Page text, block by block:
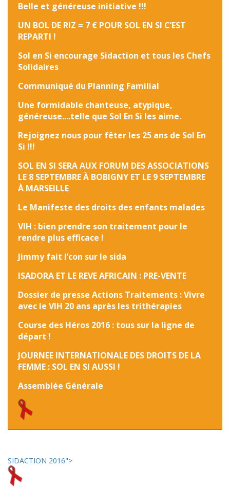
Belle et généreuse initiative !!!
UN BOL DE RIZ = 7 € POUR SOL EN SI C’EST
REPARTI !
Sol en Si encourage Sidaction et tous les Chefs
Solidaires
Communiqué du Planning Familial
Une formidable chanteuse, atypique,
généreuse....telle que Sol En Si les aime.
Rejoignez nous pour fêter les 25 ans de Sol En
Si !!!
SOL EN SI SERA AUX FORUM DES ASSOCIATIONS
LE 8 SEPTEMBRE À BOBIGNY ET LE 9 SEPTEMBRE
À MARSEILLE
Le Manifeste des droits des enfants malades
VIH : bien prendre son traitement pour le
rendre plus efficace !
Jimmy fait l’con sur le sida
ISADORA ET LE REVE AFRICAIN : PRE-VENTE
Dossier de presse Actions Traitements : Vivre
avec le VIH 20 ans après les trithérapies
Course des Héros 2016 : tous sur la ligne de
départ !
JOURNEE INTERNATIONALE DES DROITS DE LA
FEMME : SOL EN SI AUSSI !
Assemblée Générale
SIDACTION 2016">